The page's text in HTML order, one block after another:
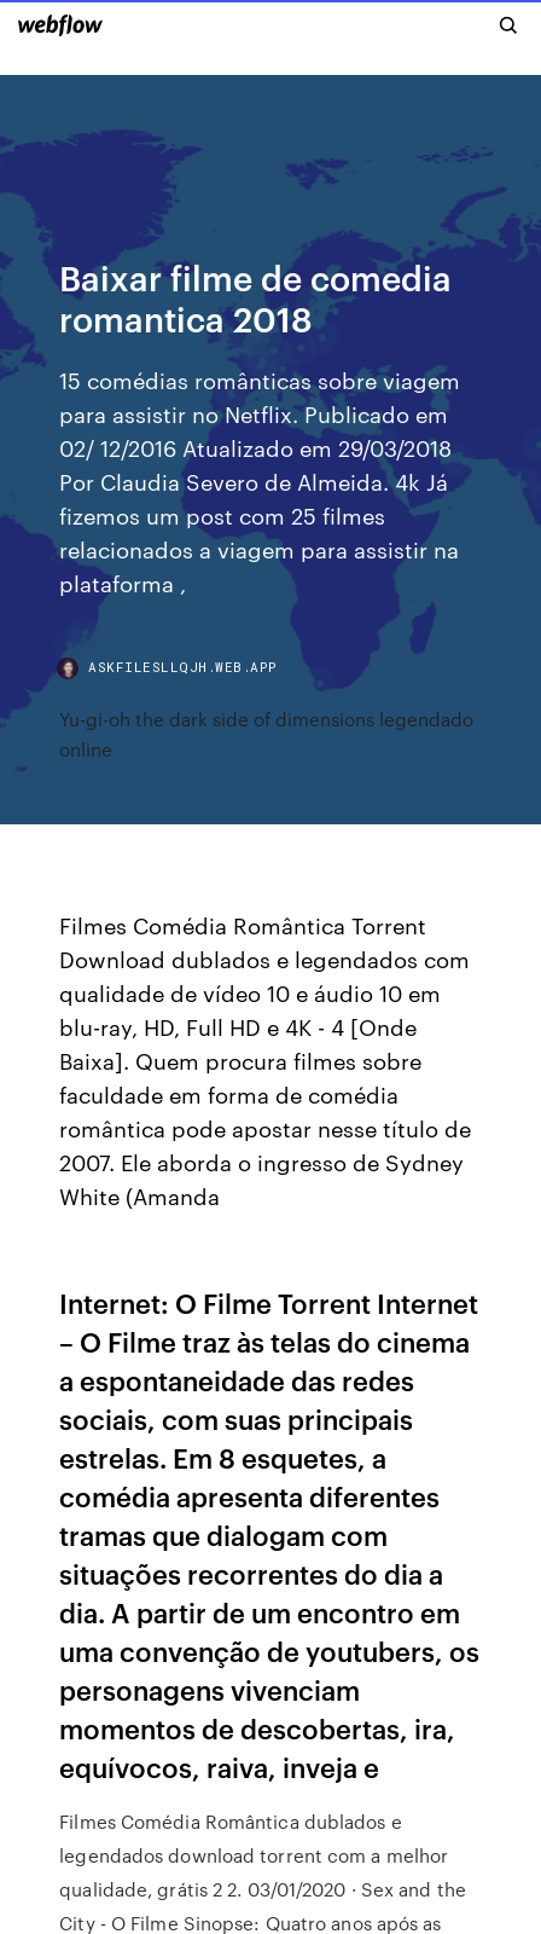
Baixar filme de comedia
romantica 2018
15 comédias românticas sobre viagem
para assistir no Netflix. Publicado em
02/ 12/2016 Atualizado em 29/03/2018
Por Claudia Severo de Almeida. 4k Já
fizemos um post com 25 filmes
relacionados a viagem para assistir na
plataforma ,
ASKFILESLLQJH.WEB.APP
Yu-gi-oh the dark side of dimensions legendado
online
Filmes Comédia Romântica Torrent
Download dublados e legendados com
qualidade de vídeo 10 e áudio 10 em
blu-ray, HD, Full HD e 4K - 4 [Onde
Baixa]. Quem procura filmes sobre
faculdade em forma de comédia
romântica pode apostar nesse título de
2007. Ele aborda o ingresso de Sydney
White (Amanda
Internet: O Filme Torrent Internet
– O Filme traz às telas do cinema
a espontaneidade das redes
sociais, com suas principais
estrelas. Em 8 esquetes, a
comédia apresenta diferentes
tramas que dialogam com
situações recorrentes do dia a
dia. A partir de um encontro em
uma convenção de youtubers, os
personagens vivenciam
momentos de descobertas, ira,
equívocos, raiva, inveja e
Filmes Comédia Romântica dublados e
legendados download torrent com a melhor
qualidade, grátis 2 2. 03/01/2020 · Sex and the
City - O Filme Sinopse: Quatro anos após as